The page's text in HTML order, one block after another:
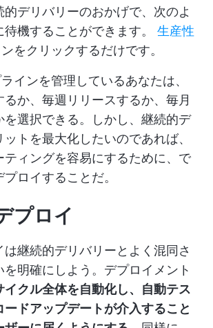
的デリバリーのおかげで、次のよ
待機することができます。 生産性
をクリックするだけです。
インを管理しているあなたは、
か、毎週リリースするか、毎月
を選択できる。しかし、継続的デ
ットを最大化したいのであれば、
ティングを容易にするために、で
ロイすることだ。
プロイ
継続的デリバリーとよく混同さ
を明確にしよう。デプロイメント
イクル全体を自動化し、自動テス
ードアップデートが介入すること